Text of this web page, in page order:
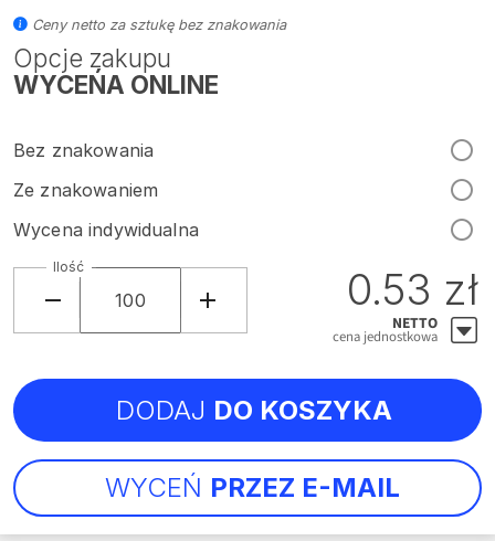
Opcje zakupu
WYCEŃA ONLINE
Bez znakowania
Ze znakowaniem
Wycena indywidualna
Ceny netto za sztukę bez znakowania
Ilość 0.53 zł
NETTO
cena jednostkowa
WYCEŃ PRZEZ E-MAIL
DODAJ DO KOSZYKA